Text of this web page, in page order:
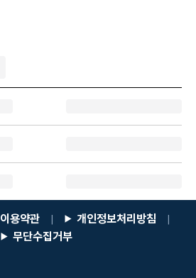
이용약관 | 개인정보처리방침 |
무단수집거부